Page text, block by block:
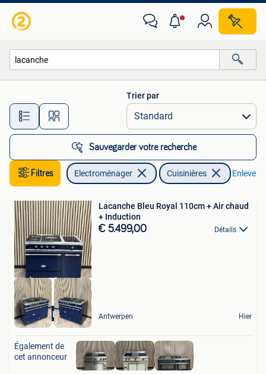
Toutes les distances…
Trier par
Sauvegarder votre recherche
Filtres Electroménager Cuisinières Enlever
Hete Lucht
Lacanche Bleu Royal 110cm + Air chaud
+ Induction
€ 5.499,00 Détails
Antwerpen Hier
Également de
cet annonceur